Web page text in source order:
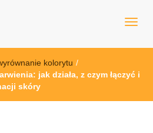
kolorytu /
jak działa, z czym łączyć i
skóry